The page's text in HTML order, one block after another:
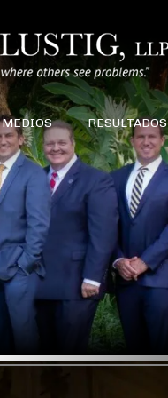
MEDIOS RESULTADOS